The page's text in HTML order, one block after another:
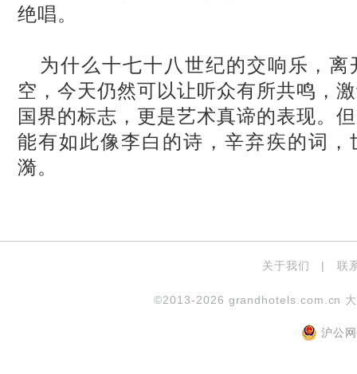
绝唱。
为什么十七十八世纪的交响乐，
空，今天仍然可以让听众有所共鸣，
国界的标志，更是艺术真谛的表现。
能有如此像李白的诗，辛弃疾的词
漪。
关于我们 | 联
©2013-2026 grandhotels.com.cn
沪公